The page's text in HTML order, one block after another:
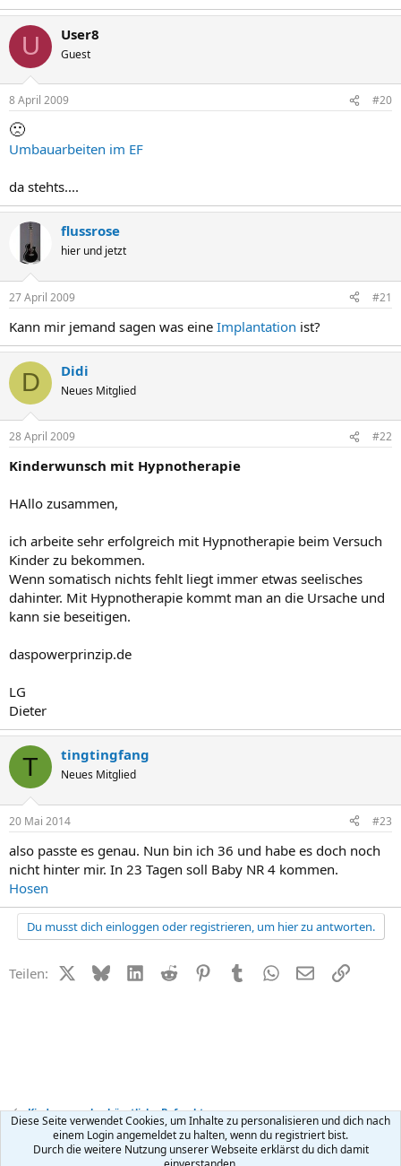
U User8
Guest
8 April 2009 #20
🙁
Umbauarbeiten im EF
da stehts....
flussrose
hier und jetzt
27 April 2009 #21
Kann mir jemand sagen was eine Implantation ist?
D Didi
Neues Mitglied
28 April 2009 #22
Kinderwunsch mit Hypnotherapie
HAllo zusammen,
ich arbeite sehr erfolgreich mit Hypnotherapie beim Versuch
Kinder zu bekommen.
Wenn somatisch nichts fehlt liegt immer etwas seelisches
dahinter. Mit Hypnotherapie kommt man an die Ursache und
kann sie beseitigen.
daspowerprinzip.de
LG
Dieter
T tingtingfang
Neues Mitglied
20 Mai 2014 #23
also passte es genau. Nun bin ich 36 und habe es doch noch
nicht hinter mir. In 23 Tagen soll Baby NR 4 kommen.
Hosen
Du musst dich einloggen oder registrieren, um hier zu antworten.
Teilen: X (Twitter)
BlueskyLinkedIn
Reddit PinterestTumblr WhatsApp
E-MailLink
Kinderwunsch + künstliche Befruchtung
Kontakt Nutzungsbedingungen Datenschutz Hilfe
R
Diese Seite verwendet Cookies, um Inhalte zu personalisieren und dich nach
einem Login angemeldet zu halten, wenn du registriert bist.
Durch die weitere Nutzung unserer Webseite erklärst du dich damit